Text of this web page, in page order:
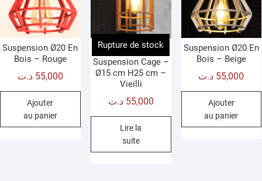
Suspension Ø20 En
Bois – Rouge
55,000 د.ت
Ajouter
au panier
Rupture de stock
Suspension Cage –
Ø15 cm H25 cm –
Vieilli
55,000 د.ت
Lire la
suite
Suspension Ø20 En
Bois – Beige
55,000 د.ت
Ajouter
au panier